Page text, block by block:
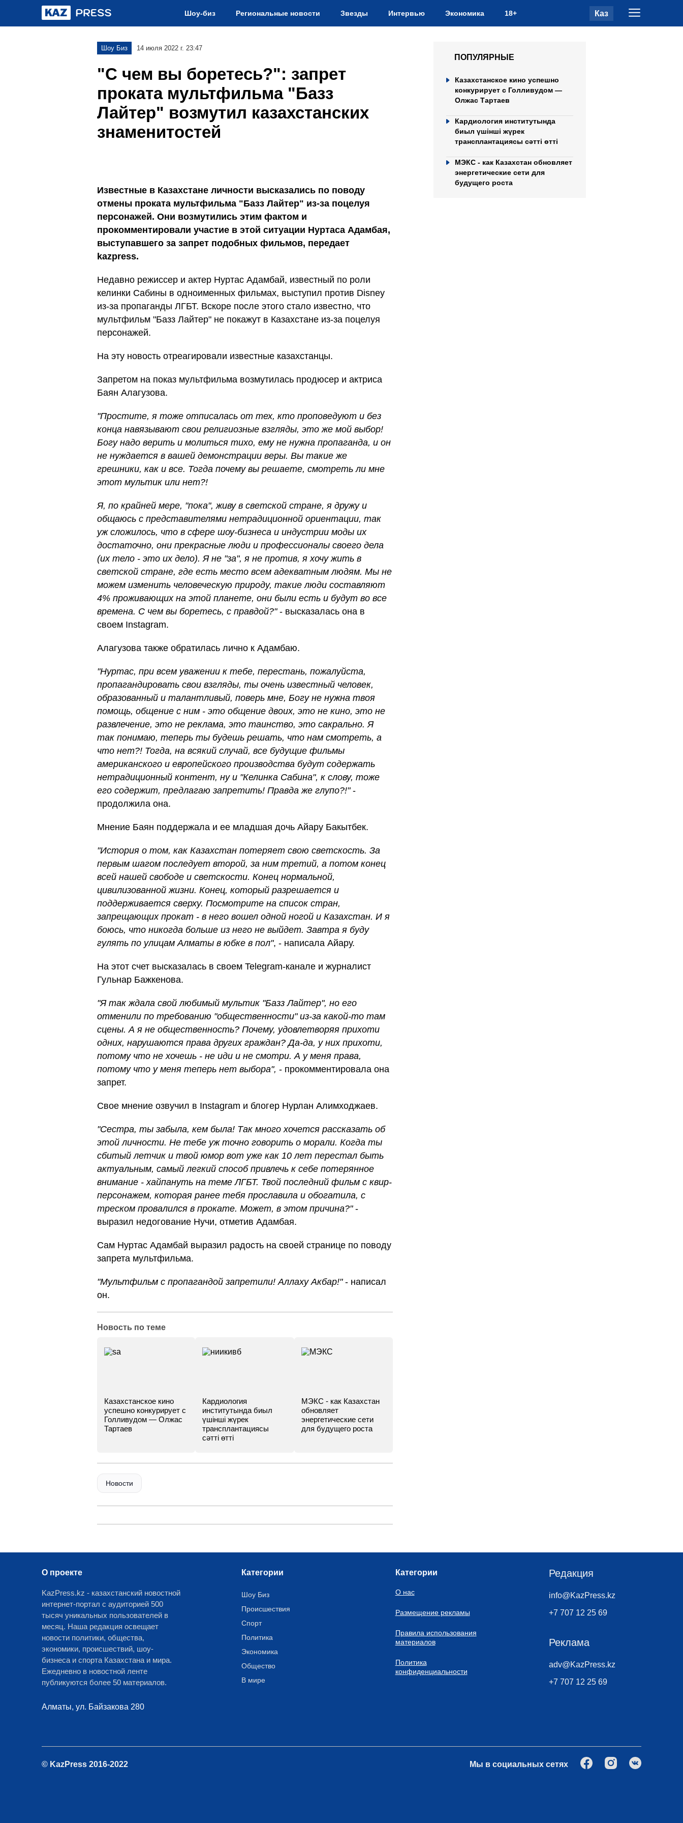
Шоу-биз Региональные новости Звезды Интервью Экономика 18+ Каз
Шоу Биз 14 июля 2022 г. 23:47
"С чем вы боретесь?": запрет
проката мультфильма "Базз
Лайтер" возмутил казахстанских
знаменитостей
Известные в Казахстане личности высказались по поводу
отмены проката мультфильма "Базз Лайтер" из-за поцелуя
персонажей. Они возмутились этим фактом и
прокомментировали участие в этой ситуации Нуртаса Адамбая,
выступавшего за запрет подобных фильмов, передает
kazpress.
Недавно режиссер и актер Нуртас Адамбай, известный по роли
келинки Сабины в одноименных фильмах, выступил против Disney
из-за пропаганды ЛГБТ. Вскоре после этого стало известно, что
мультфильм "Базз Лайтер" не покажут в Казахстане из-за поцелуя
персонажей.
На эту новость отреагировали известные казахстанцы.
Запретом на показ мультфильма возмутилась продюсер и актриса
Баян Алагузова.
"Простите, я тоже отписалась от тех, кто проповедуют и без
конца навязывают свои религиозные взгляды, это же мой выбор!
Богу надо верить и молиться тихо, ему не нужна пропаганда, и он
не нуждается в вашей демонстрации веры. Вы такие же
грешники, как и все. Тогда почему вы решаете, смотреть ли мне
этот мультик или нет?!
Я, по крайней мере, "пока", живу в светской стране, я дружу и
общаюсь с представителями нетрадиционной ориентации, так
уж сложилось, что в сфере шоу-бизнеса и индустрии моды их
достаточно, они прекрасные люди и профессионалы своего дела
(их тело - это их дело). Я не "за", я не против, я хочу жить в
светской стране, где есть место всем адекватным людям. Мы не
можем изменить человеческую природу, такие люди составляют
4% проживающих на этой планете, они были есть и будут во все
времена. С чем вы боретесь, с правдой?"- высказалась она в
своем Instagram.
Алагузова также обратилась лично к Адамбаю.
"Нуртас, при всем уважении к тебе, перестань, пожалуйста,
пропагандировать свои взгляды, ты очень известный человек,
образованный и талантливый, поверь мне, Богу не нужна твоя
помощь, общение с ним - это общение двоих, это не кино, это не
развлечение, это не реклама, это таинство, это сакрально. Я
так понимаю, теперь ты будешь решать, что нам смотреть, а
что нет?! Тогда, на всякий случай, все будущие фильмы
американского и европейского производства будут содержать
нетрадиционный контент, ну и "Келинка Сабина", к слову, тоже
его содержит, предлагаю запретить! Правда же глупо?!"-
продолжила она.
Мнение Баян поддержала и ее младшая дочь Айару Бакытбек.
"История о том, как Казахстан потеряет свою светскость. За
первым шагом последует второй, за ним третий, а потом конец
всей нашей свободе и светскости. Конец нормальной,
цивилизованной жизни. Конец, который разрешается и
поддерживается сверху. Посмотрите на список стран,
запрещающих прокат - в него вошел одной ногой и Казахстан. И я
боюсь, что никогда больше из него не выйдет. Завтра я буду
гулять по улицам Алматы в юбке в пол", - написала Айару.
На этот счет высказалась в своем Telegram-канале и журналист
Гульнар Бажкенова.
"Я так ждала свой любимый мультик "Базз Лайтер", но его
отменили по требованию "общественности" из-за какой-то там
сцены. А я не общественность? Почему, удовлетворяя прихоти
одних, нарушаются права других граждан? Да-да, у них прихоти,
потому что не хочешь - не иди и не смотри. А у меня права,
потому что у меня теперь нет выбора", - прокомментировала она
запрет.
Свое мнение озвучил в Instagram и блогер Нурлан Алимходжаев.
"Сестра, ты забыла, кем была! Так много хочется рассказать об
этой личности. Не тебе уж точно говорить о морали. Когда ты
сбитый летчик и твой юмор вот уже как 10 лет перестал быть
актуальным, самый легкий способ привлечь к себе потерянное
внимание - хайпануть на теме ЛГБТ. Твой последний фильм с квир-
персонажем, которая ранее тебя прославила и обогатила, с
треском провалился в прокате. Может, в этом причина?"-
выразил недогование Нучи, отметив Адамбая.
Сам Нуртас Адамбай выразил радость на своей странице по поводу
запрета мультфильма.
"Мультфильм с пропагандой запретили! Аллаху Акбар!"- написал
он.
Новость по теме
Казахстанское кино
успешно конкурирует с
Голливудом — Олжас
Тартаев
Кардиология
институтында биыл
үшінші жүрек
трансплантациясы
сәтті өтті
МЭКС - как Казахстан
обновляет
энергетические сети
для будущего роста
Новости
ПОПУЛЯРНЫЕ
Казахстанское кино успешно
конкурирует с Голливудом —
Олжас Тартаев
Кардиология институтында
биыл үшінші жүрек
трансплантациясы сәтті өтті
МЭКС - как Казахстан обновляет
энергетические сети для
будущего роста
О проекте
KazPress.kz - казахстанский новостной
интернет-портал с аудиторией 500
тысяч уникальных пользователей в
месяц. Наша редакция освещает
новости политики, общества,
экономики, происшествий, шоу-
бизнеса и спорта Казахстана и мира.
Ежедневно в новостной ленте
публикуются более 50 материалов.
Алматы, ул. Байзакова 280
Категории
Шоу Биз
Происшествия
Спорт
Политика
Экономика
Общество
В мире
Категории
О нас
Размещение рекламы
Правила использования
материалов
Политика
конфиденциальности
Редакция
info@KazPress.kz
+7 707 12 25 69
Реклама
adv@KazPress.kz
+7 707 12 25 69
© KazPress 2016-2022 Мы в социальных сетях